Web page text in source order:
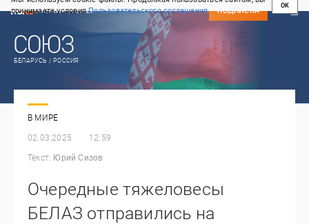
принимаете условияПользовательского соглашения
OK
СВЕЖИЙ НОМЕР
ПОДПИСКА
БЕЛАРУСЬ / РОССИЯ
В МИРЕ
02.03.2025 12:59
Текст: Юрий Сизов
Очередные тяжеловесы
БЕЛАЗ отправились на